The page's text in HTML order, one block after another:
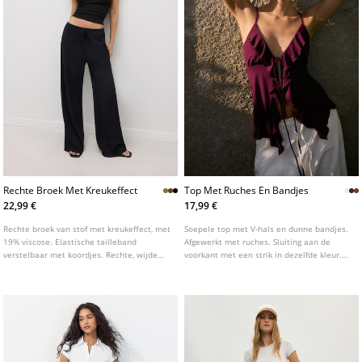
Rechte Broek Met Kreukeffect
22,99 €
Rechte broek van stof met kreukeffect, met
19% viscose. Elastische tailleband
verstelbaar met koordjes. Rechte, wijde
Top Met Ruches En Bandjes
17,99 €
Soepele top met V-hals en dunne bandjes.
Afgewerkt met ruches. Sluiting aan de
voorkant met een strik in dezelfde kleur.